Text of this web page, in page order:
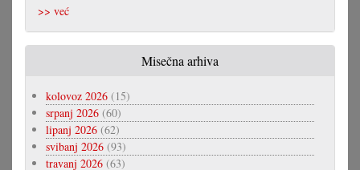
>> već
Misečna arhiva
kolovoz 2026 (15)
srpanj 2026 (60)
lipanj 2026 (62)
svibanj 2026 (93)
travanj 2026 (63)